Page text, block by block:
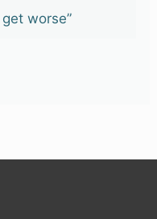
worse”